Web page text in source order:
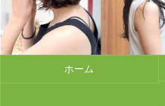
ホーム